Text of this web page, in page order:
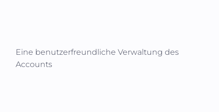
Eine benutzerfreundliche Verwaltung des
Accounts